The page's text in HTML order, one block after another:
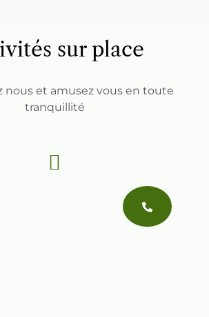
sur place
nous et amusez vous en toute
tranquillité